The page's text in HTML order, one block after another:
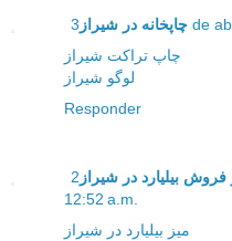
چاپخانه در شیراز 3 de
چاپ تراکت شیراز
لوگو شیراز
Responder
بیلیارد در شیراز 2 de mayo de 2021 a las
12:52 a.m.
میز بیلیارد در شیراز